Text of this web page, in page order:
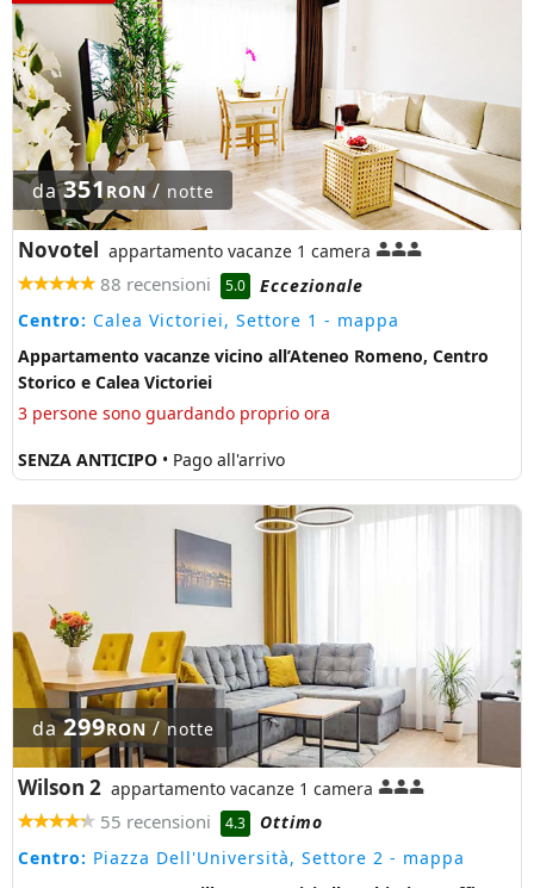
da351RON/ notte
Novotel appartamento vacanze 1 camera
88 recensioni 5.0
Eccezionale
Centro: Calea Victoriei, Settore 1 - mappa
Appartamento vacanze vicino all’Ateneo Romeno, Centro
Storico e Calea Victoriei
3 persone sono guardando proprio ora
SENZA ANTICIPO • Pago all'arrivo
da299RON /notte
Wilson 2 appartamento vacanze 1 camera
55 recensioni 4.3
Ottimo
Centro: Piazza Dell'Università, Settore 2 - mappa